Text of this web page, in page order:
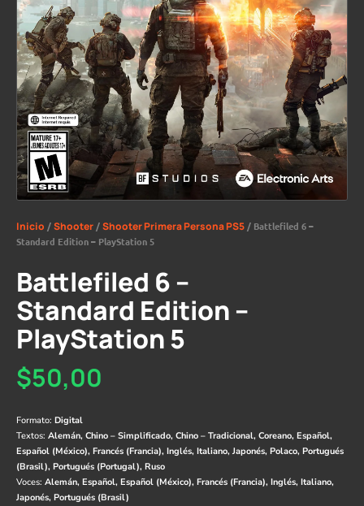
Inicio /Shooter /Shooter Primera Persona PS5 / Battlefiled 6 –
Standard Edition – PlayStation 5
Battlefiled 6 –
Standard Edition –
PlayStation 5
$50,00
Formato: Digital
Textos: Alemán, Chino – Simplificado, Chino – Tradicional, Coreano, Español,
Español (México), Francés (Francia), Inglés, Italiano, Japonés, Polaco, Portugués
(Brasil), Portugués (Portugal), Ruso
Voces: Alemán, Español, Español (México), Francés (Francia), Inglés, Italiano,
Japonés, Portugués (Brasil)